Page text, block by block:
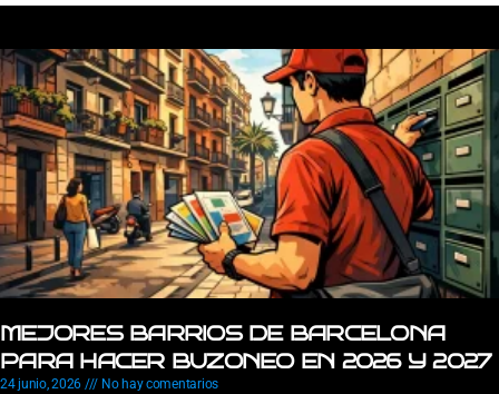
MEJORES BARRIOS DE BARCELONA
PARA HACER BUZONEO EN 2026 Y 2027
24 junio, 2026 No hay comentarios